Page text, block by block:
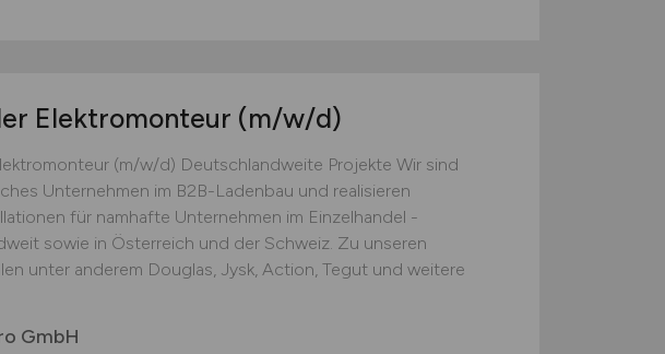
Elektromonteur (m/w/d)
(m/w/d) Deutschlandweite Projekte Wir sind
Unternehmen im B2B-Ladenbau und realisieren
für namhafte Unternehmen im Einzelhandel -
sowie in Österreich und der Schweiz. Zu unseren
unter anderem Douglas, Jysk, Action, Tegut und weitere
GmbH